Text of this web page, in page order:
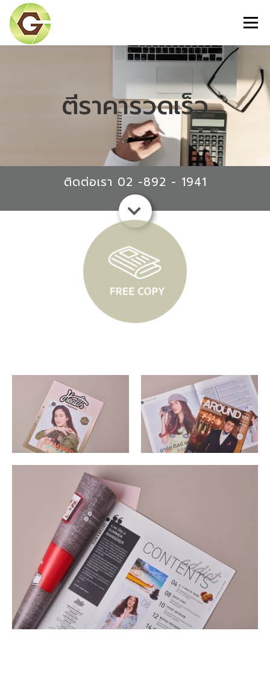
Menu
ตีราคารวดเร็ว
ลูกค้าของเรา สิ่งแวดล้อม ความรู้
ตีราคารวดเร็ว
ติดต่อเรา 02 -892 - 1941